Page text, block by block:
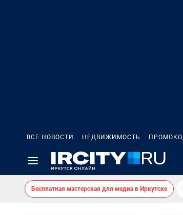
ВСЕ НОВОСТИ НЕДВИЖИМОСТЬ
Бесплатная мастерская для медиа в Иркутске